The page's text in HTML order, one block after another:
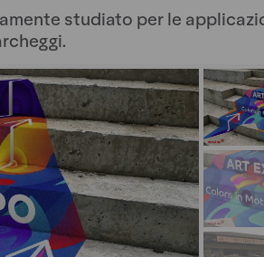
studiato per le